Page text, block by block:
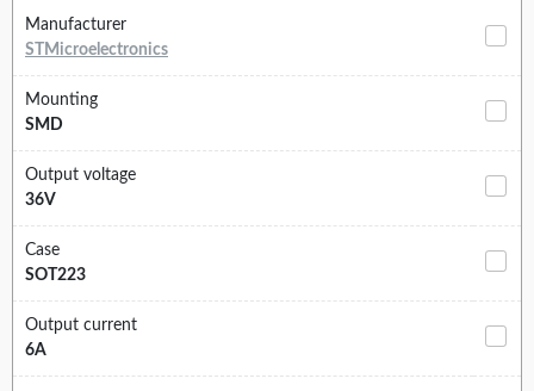
Manufacturer
STMicroelectronics
Mounting
SMD
Output voltage
36V
Case
SOT223
Output current
6A